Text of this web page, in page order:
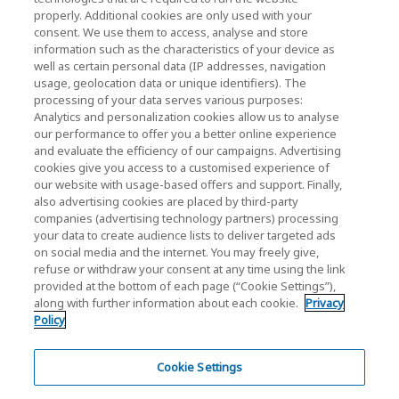
Comuníquese con nosotros
KIOXIA Holdings Corporation (Corporativo /
Relaciones con Inversores)
Página de inicio de KIOXIA Holdings
Corporation
Relaciones con Inversores
properly. Additional cookies are only used with your
consent. We use them to access, analyse and store
information such as the characteristics of your device as
well as certain personal data (IP addresses, navigation
usage, geolocation data or unique identifiers). The
processing of your data serves various purposes:
Analytics and personalization cookies allow us to analyse
our performance to offer you a better online experience
and evaluate the efficiency of our campaigns. Advertising
cookies give you access to a customised experience of
our website with usage-based offers and support. Finally,
also advertising cookies are placed by third-party
companies (advertising technology partners) processing
your data to create audience lists to deliver targeted ads
on social media and the internet. You may freely give,
refuse or withdraw your consent at any time using the link
provided at the bottom of each page (“Cookie Settings”),
along with further information about each cookie. Privacy
Policy
Cookie Settings